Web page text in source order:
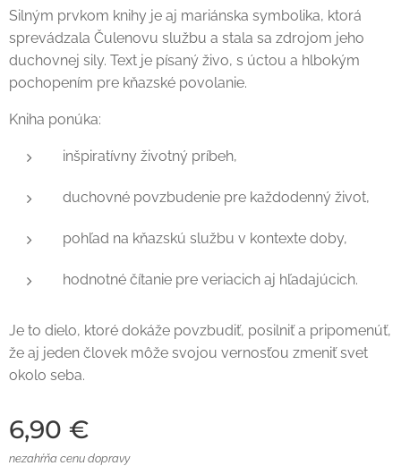
Silným prvkom knihy je aj mariánska symbolika, ktorá
sprevádzala Čulenovu službu a stala sa zdrojom jeho
duchovnej sily. Text je písaný živo, s úctou a hlbokým
pochopením pre kňazské povolanie.
Kniha ponúka:
inšpiratívny životný príbeh,
duchovné povzbudenie pre každodenný život,
pohľad na kňazskú službu v kontexte doby,
hodnotné čítanie pre veriacich aj hľadajúcich.
Je to dielo, ktoré dokáže povzbudiť, posilniť a pripomenúť,
že aj jeden človek môže svojou vernosťou zmeniť svet
okolo seba.
6,90 €
nezahŕňa cenu dopravy